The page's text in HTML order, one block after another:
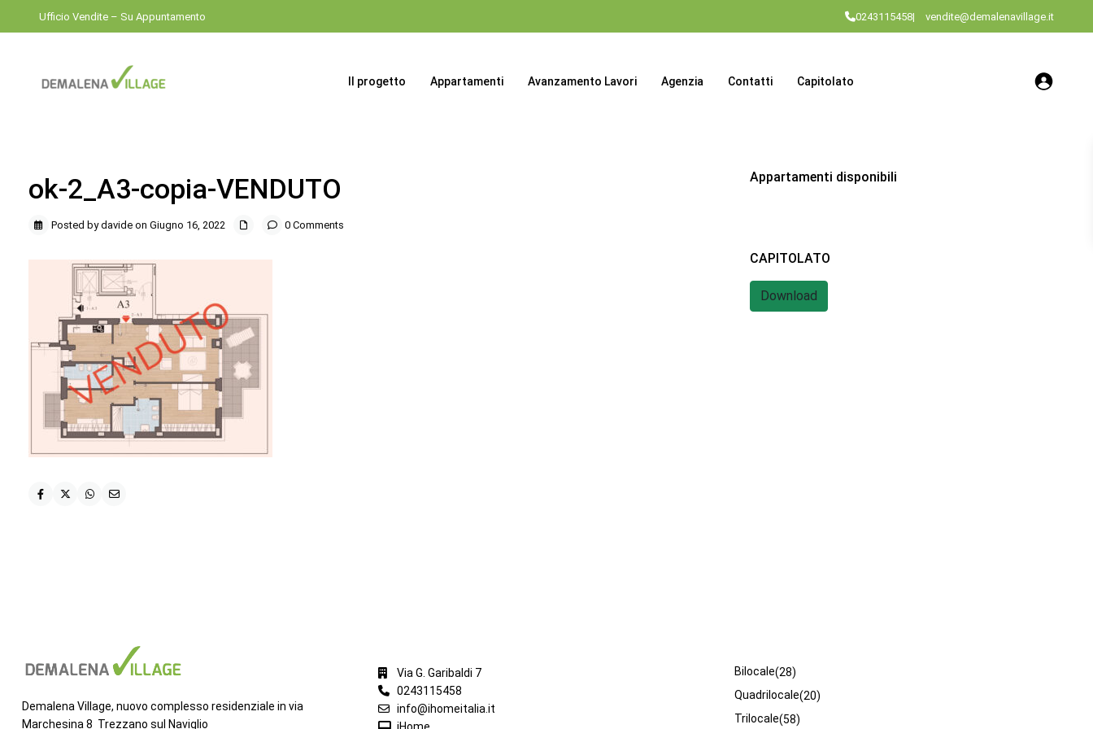
Ufficio Vendite – Su Appuntamento 0243115458| vendite@demalenavillage.it
Il progetto Appartamenti Avanzamento Lavori Agenzia Contatti Capitolato
ok-2_A3-copia-VENDUTO
Posted by davide on Giugno 16, 2022 0 Comments
Appartamenti disponibili
CAPITOLATO
Download
Demalena Village, nuovo complesso residenziale in via
Marchesina 8 Trezzano sul Naviglio
Via G. Garibaldi 7
0243115458
info@ihomeitalia.it
Bilocale(28)
Quadrilocale(20)
Trilocale(58)